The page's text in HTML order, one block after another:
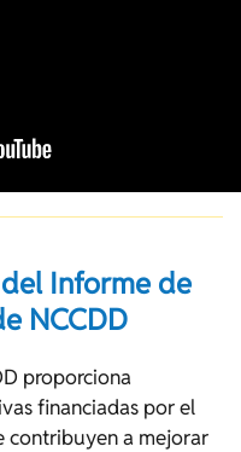
Informe de
NCCDD
proporciona
financiadas por el
contribuyen a mejorar